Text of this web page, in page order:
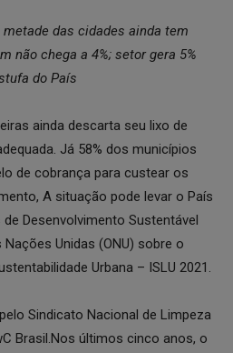
das cidades ainda tem
não chega a 4%; setor gera 5%
do País
ainda descarta seu lixo de
Já 58% dos municípios
de cobrança para custear os
A situação pode levar o País
Desenvolvimento Sustentável
Unidas (ONU) sobre o
Urbana – ISLU 2021.
Sindicato Nacional de Limpeza
Brasil.Nos últimos cinco anos, o